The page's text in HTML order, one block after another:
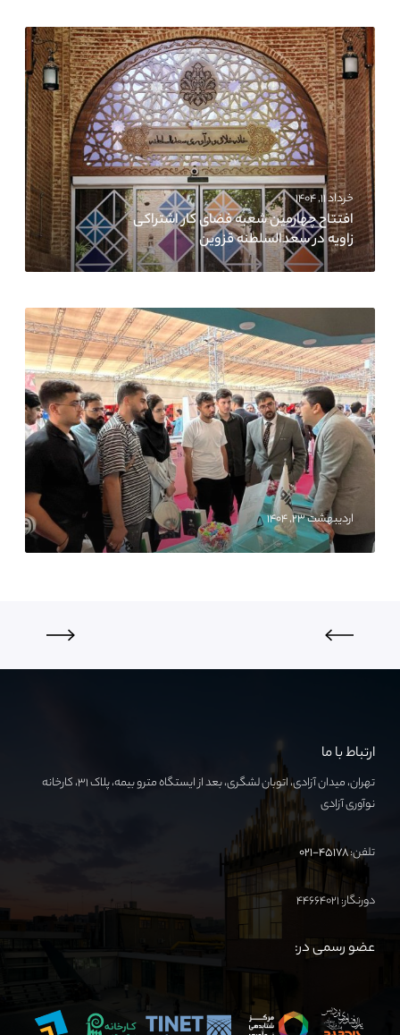
خرداد ۱۱, ۱۴۰۴
افتتاح چهارمین شعبه فضای کار اشتراکی
زاویه در سعدالسلطنه قزوین
اردیبهشت ۲۳, ۱۴۰۴
ارتباط با ما
تهران، میدان آزادی، اتوبان لشگری، بعد از ایستگاه مترو بیمه، پلاک ۳۱، کارخانه
نوآوری آزادی
تلفن:۴۵۱۷۸-۰۲۱
دورنگار: ۴۴۶۶۴۰۲۱
عضو رسمی در: